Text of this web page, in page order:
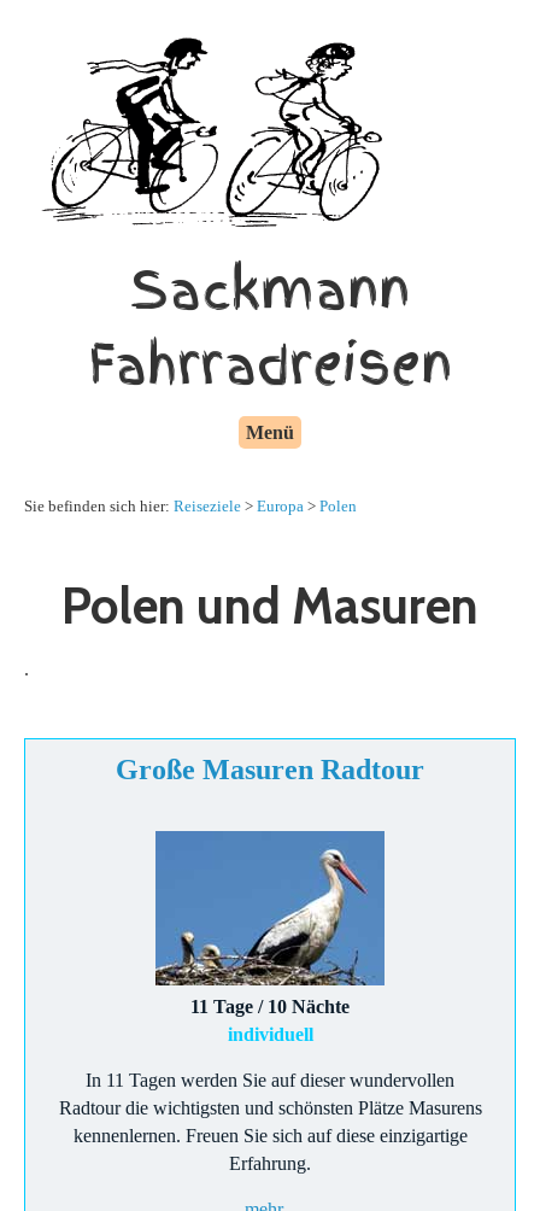
Sackmann
Fahrradreisen
Menü
Sie befinden sich hier: Reiseziele > Europa > Polen
Polen und Masuren
.
Große Masuren Radtour
11 Tage / 10 Nächte
individuell
In 11 Tagen werden Sie auf dieser wundervollen
Radtour die wichtigsten und schönsten Plätze Masurens
kennenlernen. Freuen Sie sich auf diese einzigartige
Erfahrung.